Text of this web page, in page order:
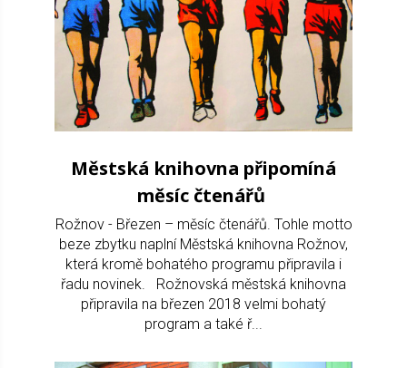
Městská knihovna připomíná
měsíc čtenářů
Rožnov - Březen – měsíc čtenářů. Tohle motto
beze zbytku naplní Městská knihovna Rožnov,
která kromě bohatého programu připravila i
řadu novinek. Rožnovská městská knihovna
připravila na březen 2018 velmi bohatý
program a také ř...